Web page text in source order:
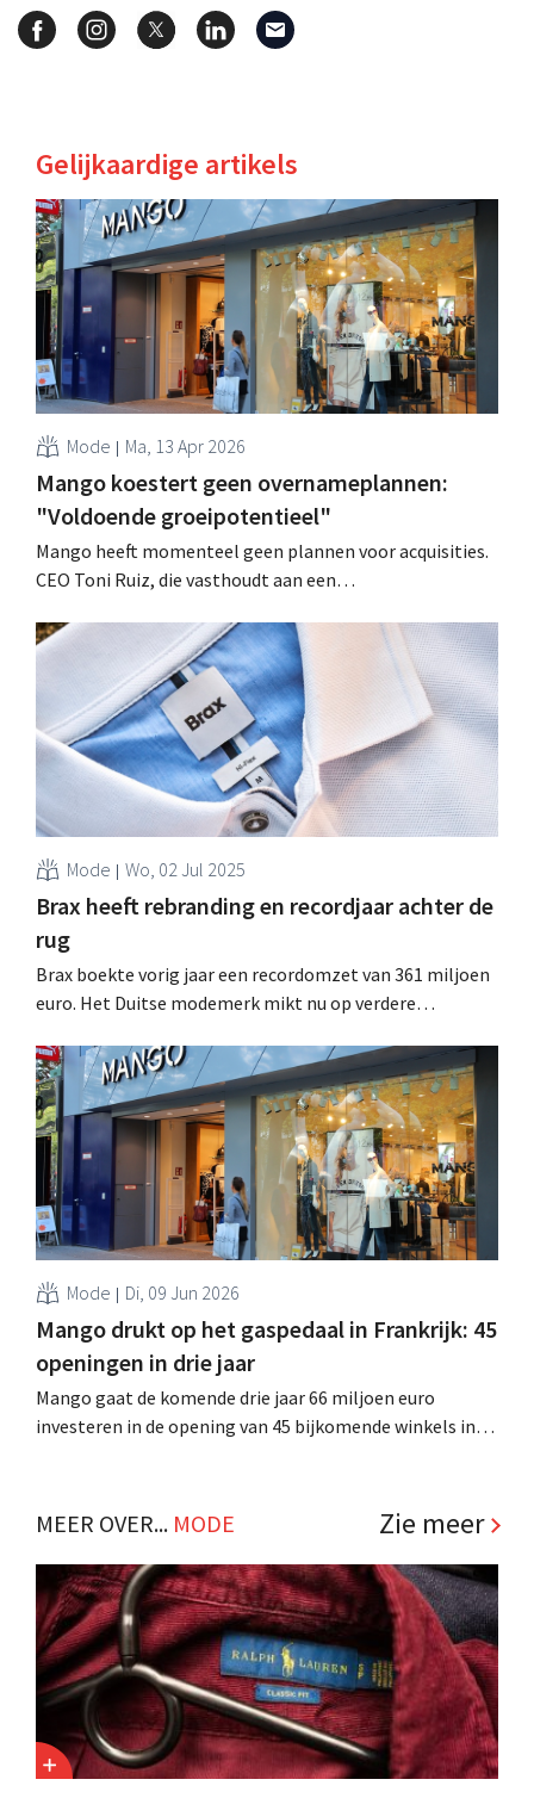
Gelijkaardige artikels
Mode Ma, 13 Apr 2026
Mango koestert geen overnameplannen:
"Voldoende groeipotentieel"
Mango heeft momenteel geen plannen voor acquisities.
CEO Toni Ruiz, die vasthoudt aan een
Spaanse modebedrijf uit. .
Mode Wo, 02 Jul 2025
Brax heeft rebranding en recordjaar achter de
rug
Brax boekte vorig jaar een recordomzet van 361 miljoen
euro. Het Duitse modemerk mikt nu op verdere
met een volledige rebranding. .
Mode Di, 09 Jun 2026
Mango drukt op het gaspedaal in Frankrijk: 45
openingen in drie jaar
Mango gaat de komende drie jaar 66 miljoen euro
investeren in de opening van 45 bijkomende winkels in
MEER OVER... MODE Zie meer